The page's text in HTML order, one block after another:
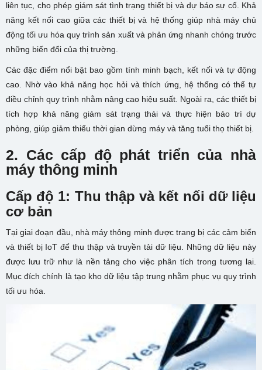
liên tục, cho phép giám sát tình trạng thiết bị và dự báo sự cố. Khả
năng kết nối cao giữa các thiết bị và hệ thống giúp nhà máy chủ
động tối ưu hóa quy trình sản xuất và phản ứng nhanh chóng trước
những biến đổi của thị trường.
Các đặc điểm nổi bật bao gồm tính minh bạch, kết nối và tự động
cao. Nhờ vào khả năng học hỏi và thích ứng, hệ thống có thể tự
điều chỉnh quy trình nhằm nâng cao hiệu suất. Ngoài ra, các thiết bị
tích hợp khả năng giám sát trạng thái và thực hiện bảo trì dự
phòng, giúp giảm thiểu thời gian dừng máy và tăng tuổi thọ thiết bị.
2. Các cấp độ phát triển của nhà
máy thông minh
Cấp độ 1: Thu thập và kết nối dữ liệu
cơ bản
Tại giai đoạn đầu, nhà máy thông minh được trang bị các cảm biến
và thiết bị IoT để thu thập và truyền tải dữ liệu. Những dữ liệu này
được lưu trữ như là nền tảng cho việc phân tích trong tương lai.
Mục đích chính là tạo kho dữ liệu tập trung nhằm phục vụ quy trình
tối ưu hóa.